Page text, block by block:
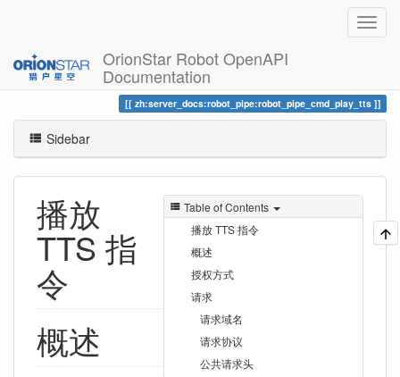
OrionStar Robot OpenAPI
Documentation
Trace 播放 TTS 指令
zh:server_docs:robot_pipe:robot_pipe_cmd_play_tts
Sidebar
Table of Contents
播放 TTS 指令
概述
授权方式
请求
请求域名
请求协议
公共请求头
播放
TTS 指
令
概述